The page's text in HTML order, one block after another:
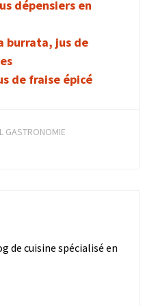
dépensiers en
burrata, jus de
de fraise épicé
GASTRONOMIE
de cuisine spécialisé en